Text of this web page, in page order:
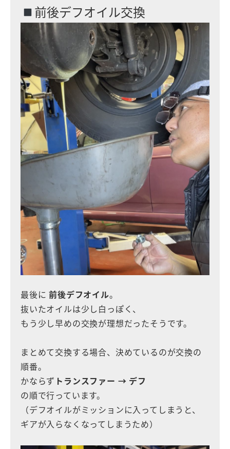
前後デフオイル交換
最後に前後デフオイル。
抜いたオイルは少し白っぽく、
もう少し早めの交換が理想だったそうです。
まとめて交換する場合、決めているのが交換の
順番。
かならず トランスファー → デフ
の順で行っています。
（デフオイルがミッションに入ってしまうと、
ギアが入らなくなってしまうため）